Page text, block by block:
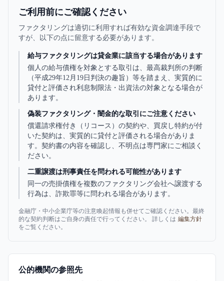
ご利用前にご確認ください
ファクタリングは適切に利用すれば有効な資金調達手段で
すが、以下の点に留意する必要があります。
給与ファクタリングは貸金業に該当する場合があります
個人の給与債権を対象とする取引は、最高裁判所の判断
（平成29年12月19日判決の趣旨）等を踏まえ、実質的に
貸付と評価され利息制限法・出資法の対象となる場合が
あります。
偽装ファクタリング・闇金的な取引にご注意ください
償還請求権付き（リコース）の契約や、買戻し特約が付
いた契約は、実質的に貸付と評価される場合がありま
す。契約書の内容を確認し、不明点は専門家にご相談く
ださい。
二重譲渡は刑事責任を問われる可能性があります
同一の売掛債権を複数のファクタリング会社へ譲渡する
行為は、詐欺罪等に問われる場合があります。
金融庁・中小企業庁等の注意喚起情報も併せてご確認ください。最終
的な契約判断はご自身の責任で行ってください。 詳しくは 編集方針
をご覧ください。
公的機関の参照先